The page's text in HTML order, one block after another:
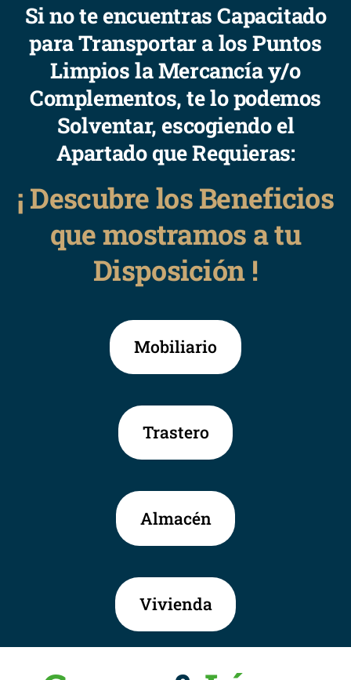
Si no te encuentras Capacitado
para Transportar a los Puntos
Limpios la Mercancía y/o
Complementos, te lo podemos
Solventar, escogiendo el
Apartado que Requieras:
¡ Descubre los Beneficios
que mostramos a tu
Disposición !
Mobiliario
Trastero
Almacén
Vivienda